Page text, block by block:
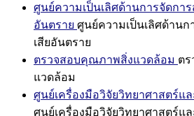
ศูนย์ความเป็นเลิศด้านการจัดการ
อันตราย ศูนย์ความเป็นเลิศด้านก
เสียอันตราย
ตรวจสอบคุณภาพสิ่งแวดล้อม ต
แวดล้อม
ศูนย์เครื่องมือวิจัยวิทยาศาสตร์แล
ศูนย์เครื่องมือวิจัยวิทยาศาสตร์แล